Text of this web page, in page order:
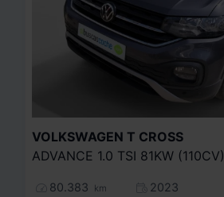
VOLKSWAGEN T CROSS
ADVANCE 1.0 TSI 81KW (110CV)
80.383 km
2023